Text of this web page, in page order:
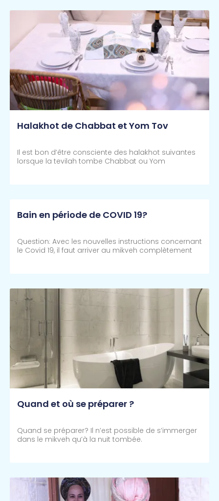
Halakhot de Chabbat et Yom Tov
Il est bon d’être consciente des halakhot suivantes
lorsque la tevilah tombe Chabbat ou Yom
Bain en période de COVID 19?
Question: Avec les nouvelles instructions concernant
le Covid 19, il faut arriver au mikveh complètement
Quand et où se préparer ?
Quand se préparer? Il n’est possible de s’immerger
dans le mikveh qu’à la nuit tombée.